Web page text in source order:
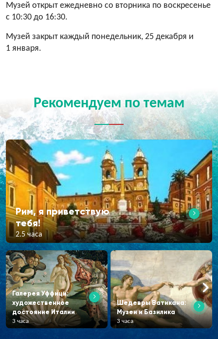
Музей открыт ежедневно со вторника по воскресенье
с 10:30 до 16:30.
Музей закрыт каждый понедельник, 25 декабря и
1 января.
Рекомендуем по темам
Рим, я приветствую
тебя!
2.5 часа
Галерея Уффици:
художественное
достояние Италии
3 часа
Шедевры Ватикана:
Музеи и Базилика
3 часа